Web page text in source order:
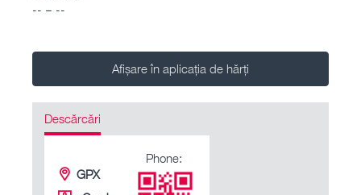
-- – --
Afișare în aplicația de hărți
Descărcări
GPX
Phone: